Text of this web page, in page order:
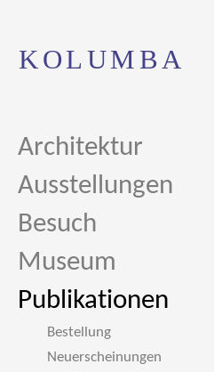
KOLUMBA
Architektur
Ausstellungen
Besuch
Museum
Publikationen
Bestellung
Neuerscheinungen